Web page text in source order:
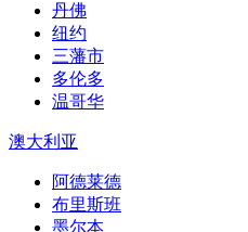
丹佛
纽约
三藩市
多伦多
温哥华
澳大利亚
阿德莱德
布里斯班
墨尔本